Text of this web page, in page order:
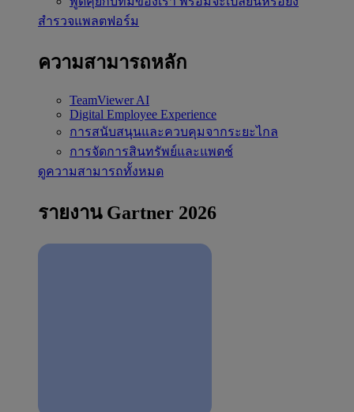
สำรวจแพลตฟอร์ม
ความสามารถหลัก
TeamViewer AI
Digital Employee Experience
การสนับสนุนและควบคุมจากระยะไกล
การจัดการสินทรัพย์และแพตช์
ดูความสามารถทั้งหมด
รายงาน Gartner 2026